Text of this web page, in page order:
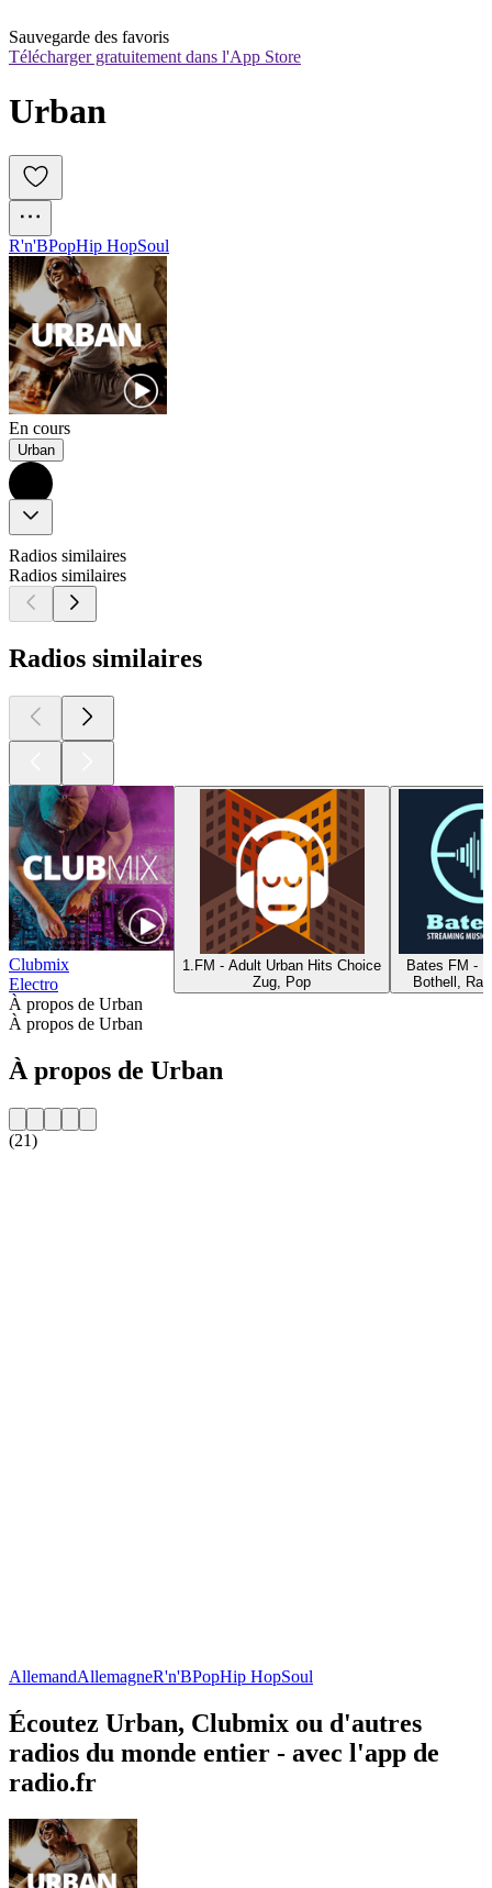
Sauvegarde des favoris
Télécharger gratuitement dans l'App Store
Urban
R'n'BPopHip HopSoul
En cours
Urban
Radios similaires
Radios similaires
Radios similaires
Clubmix
Electro
1.FM - Adult Urban Hits Choice
Zug, Pop
Bates FM -
Bothell,
À propos de Urban
À propos de Urban
À propos de Urban
(21)
AllemandAllemagneR'n'BPopHip HopSoul
Écoutez Urban, Clubmix ou d'autres
radios du monde entier - avec l'app de
radio.fr